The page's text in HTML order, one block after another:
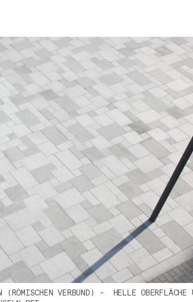
(RÖMISCHEN VERBUND) - HELLE OBERFLÄCHE